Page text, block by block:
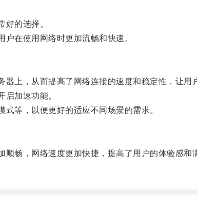
的选择。
在使用网络时更加流畅和快速。
，从而提高了网络连接的速度和稳定性，让用
加速功能。
等，以便更好的适应不同场景的需求。
畅，网络速度更加快捷，提高了用户的体验感和